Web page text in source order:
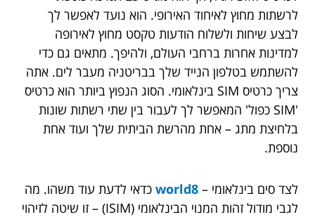
לרשתות מחוץ לאיחוד האירופי. הוא נועד לאפשר לך
לבצע שיחות ולשלוח הודעות טקסט מחוץ לאירופה
למדינות אחרות ברחבי העולם, ולהיפך. מתאים גם כדי
להשתמש בטלפון הנייד שלך בבריטניה מעבר לים. אתה
צריך כרטיס SIM בינלאומי. הסוג הנפוץ ביותר הוא כרטיס
'SIM כפול' המאפשר לך לעבור בין שתי רשתות שונות
בלחיצת מתג – אחת מהרשת הביתית שלך ועוד אחת
נוספת.
לצד סים בינלאומי – world8 כדאי לדעת עוד משהו. מה
לגבי מודול זהות המנוי הבינלאומי (ISIM) – זו שיטה לזיהוי